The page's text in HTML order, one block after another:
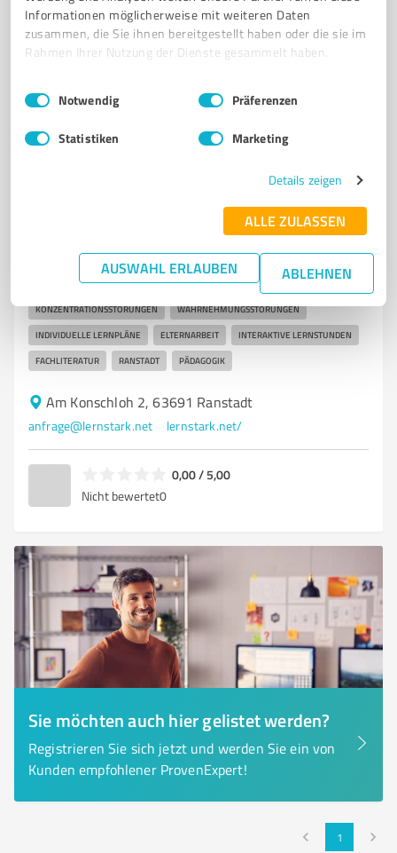
Informationen möglicherweise mit weiteren Daten
zusammen, die Sie ihnen bereitgestellt haben oder die sie im
Rahmen Ihrer Nutzung der Dienste gesammelt haben.
Impressum Datenschutzbestimmungen
Einwilligungsauswahl
Notwendig Präferenzen
Statistiken Marketing
Details zeigen
ALLE ZULASSEN
AUSWAHL ERLAUBEN ABLEHNEN
info@buedingen-med.de www.buedingen-akademie.de/
0,00 / 5,00
Pädagogische Praxis Lernstark Melanie
Unterstützung für Kinder mit Lernschwierigkeiten in
Ranstadt
LEGASTHENIE LRS DYSKALKULIE LERNFÖRDERUNG
KONZENTRATIONSSTÖRUNGEN WAHRNEHMUNGSSTÖRUNGEN
INDIVIDUELLE LERNPLÄNE ELTERNARBEIT INTERAKTIVE LERNSTUNDEN
FACHLITERATUR RANSTADT PÄDAGOGIK
Am Konschloh 2, 63691 Ranstadt
anfrage@lernstark.net lernstark.net/
0,00 / 5,00
Nicht bewertet0
Sie möchten auch hier gelistet werden?
Registrieren Sie sich jetzt und werden Sie ein von
Kunden empfohlener ProvenExpert!
1